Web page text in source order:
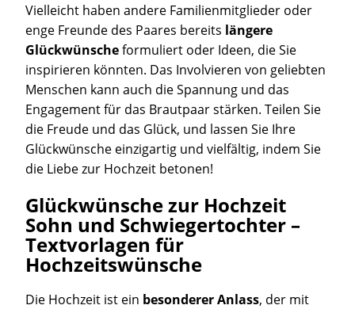
Vielleicht haben andere Familienmitglieder oder
enge Freunde des Paares bereits längere
Glückwünscheformuliert oder Ideen, die Sie
inspirieren könnten. Das Involvieren von geliebten
Menschen kann auch die Spannung und das
Engagement für das Brautpaar stärken. Teilen Sie
die Freude und das Glück, und lassen Sie Ihre
Glückwünsche einzigartig und vielfältig, indem Sie
die Liebe zur Hochzeit betonen!
Glückwünsche zur Hochzeit
Sohn und Schwiegertochter –
Textvorlagen für
Hochzeitswünsche
Die Hochzeit ist ein besonderer Anlass, der mit